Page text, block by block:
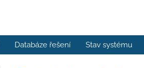
Databáze řešení Stav systému